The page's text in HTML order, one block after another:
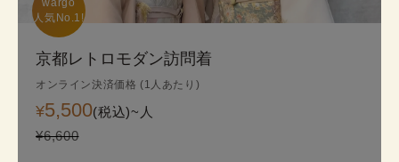
wargo
人気No.1!
京都レトロモダン訪問着
オンライン決済価格 (1人あたり)
¥5,500(税込)~ 人
¥6,600